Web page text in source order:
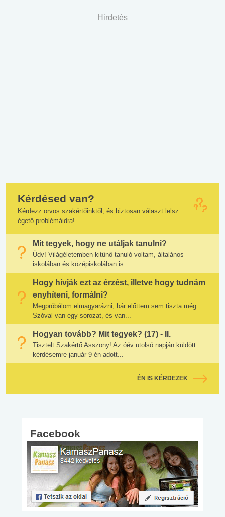
Hirdetés
Kérdésed van?
Kérdezz orvos szakértőinktől, és biztosan választ lelsz
égető problémáidra!
Mit tegyek, hogy ne utáljak tanulni?
Üdv! Világéletemben kitűnő tanuló voltam, általános
iskolában és középiskolában is....
Hogy hívják ezt az érzést, illetve hogy tudnám
enyhíteni, formálni?
Megpróbálom elmagyarázni, bár előttem sem tiszta még.
Szóval van egy sorozat, és van...
Hogyan tovább? Mit tegyek? (17) - II.
Tisztelt Szakértő Asszony! Az óév utolsó napján küldött
kérdésemre január 9-én adott...
ÉN IS KÉRDEZEK
Facebook